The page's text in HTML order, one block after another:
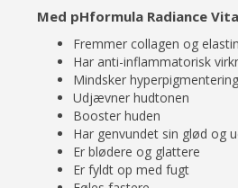
Med pHformula Radiance
Fremmer collagen og
Har anti-inflammatorisk
Mindsker hyperpigmentering
Udjævner hudtonen
Booster huden
Har genvundet sin glød og
Er blødere og glattere
Er fyldt op med fugt